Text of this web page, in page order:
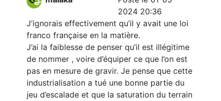
2024 20:36
J’ignorais effectivement qu’il y avait une loi
franco française en la matière.
J’ai la faiblesse de penser qu’il est illégitime
de nommer , voire d’équiper ce que l’on est
pas en mesure de gravir. Je pense que cette
industrialisation a tué une bonne partie du
jeu d’escalade et que la saturation du terrain